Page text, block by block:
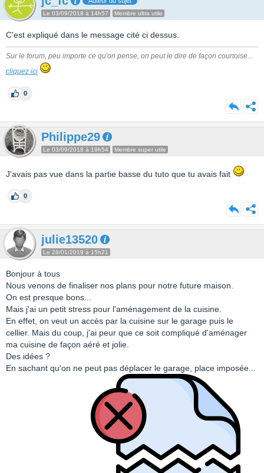
Le 03/09/2018 à 14h57 Membre ultra utile
C'est expliqué dans le message cité ci dessus.
Sur le forum, peu importe ce qu'on pense, on peut le dire de façon courtoise...
cliquez ici
0
Philippe29
Le 03/09/2018 à 19h54 Membre super utile
J'avais pas vue dans la partie basse du tuto que tu avais fait
0
julie13520
Le 28/01/2019 à 15h21
Bonjour à tous
Nous venons de finaliser nos plans pour notre future maison.
On est presque bons...
Mais j'ai un petit stress pour l'aménagement de la cuisine.
En effet, on veut un accès par la cuisine sur le garage puis le
cellier. Mais du coup, j'ai peur que ce soit compliqué d'aménager
ma cuisine de façon aéré et jolie.
Des idées ?
En sachant qu'on ne peut pas déplacer le garage, place imposée...